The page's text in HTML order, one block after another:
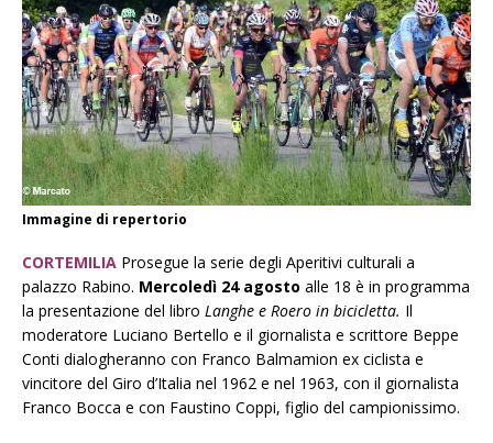
Immagine di repertorio
CORTEMILIA Prosegue la serie degli Aperitivi culturali a
palazzo Rabino. Mercoledì 24 agosto alle 18 è in programma
la presentazione del libro Langhe e Roero in bicicletta. Il
moderatore Luciano Bertello e il giornalista e scrittore Beppe
Conti dialogheranno con Franco Balmamion ex ciclista e
vincitore del Giro d’Italia nel 1962 e nel 1963, con il giornalista
Franco Bocca e con Faustino Coppi, figlio del campionissimo.